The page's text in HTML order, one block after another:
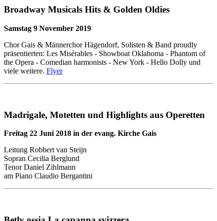
Broadway Musicals Hits & Golden Oldies
Samstag 9 November 2019
Chor Gais & Männerchor Hägendorf, Solisten & Band proudly
präsentierten: Les Misérables - Showboat Oklahoma - Phantom of
the Opera - Comedian harmonists - New York - Hello Dolly und
viele weitere. Flyer
Madrigale, Motetten und Highlights aus Operetten
Freitag 22 Juni 2018 in der evang. Kirche Gais
Leitung Robbert van Steijn
Sopran Cecilia Berglund
Tenor Daniel Zihlmann
am Piano Claudio Bergantini